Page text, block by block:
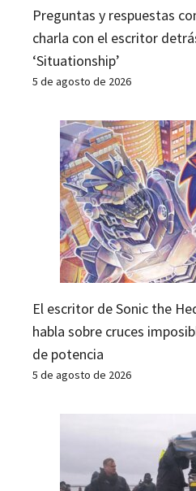
Preguntas y respuestas
charla con el escritor
‘Situationship’
5 de agosto de 2026
El escritor de Sonic the
habla sobre cruces
de potencia
5 de agosto de 2026